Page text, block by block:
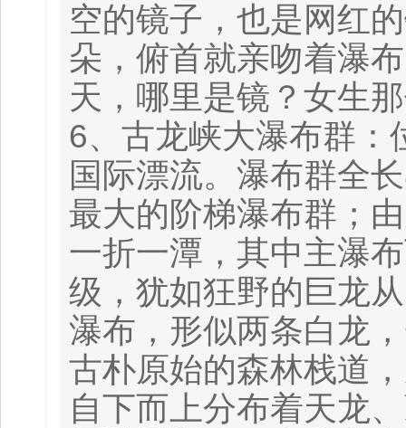
空的镜子，也是网红
朵，俯首就亲吻着瀑
天，哪里是镜？女生
6、古龙峡大瀑布群：
国际漂流。瀑布群全
最大的阶梯瀑布群；
一折一潭，其中主瀑
级，犹如狂野的巨龙
瀑布，形似两条白龙
古朴原始的森林栈道
自下而上分布着天龙